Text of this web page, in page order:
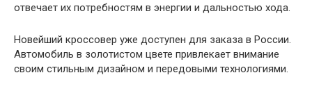
отвечает их потребностям в энергии и дальностью хода.
Новейший кроссовер уже доступен для заказа в России.
Автомобиль в золотистом цвете привлекает внимание
своим стильным дизайном и передовыми технологиями.